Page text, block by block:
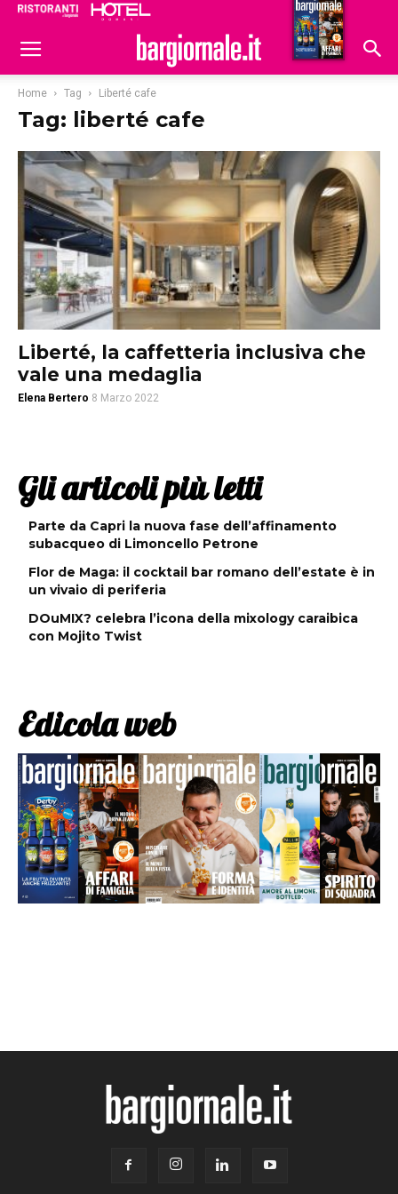
Hoteldomani
Home Tag Liberté cafe
Tag: liberté cafe
Liberté, la caffetteria inclusiva che
vale una medaglia
Elena Bertero 8 Marzo 2022
Gli articoli più letti
Parte da Capri la nuova fase dell’affinamento
subacqueo di Limoncello Petrone
Flor de Maga: il cocktail bar romano dell’estate è in
un vivaio di periferia
DOuMIX? celebra l’icona della mixology caraibica
con Mojito Twist
Edicola web